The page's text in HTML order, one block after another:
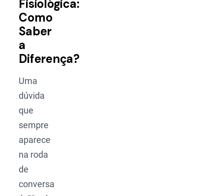
Fisiológica:
Como
Saber
a
Diferença?
Uma
dúvida
que
sempre
aparece
na roda
de
conversa